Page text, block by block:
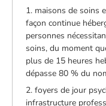
1. maisons de soins
façon continue
personnes
soins, du moment
plus de 15 heures
dépasse 80 % du
2. foyers de jour
infrastructure